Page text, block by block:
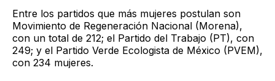
Entre los partidos que más mujeres postulan son
Movimiento de Regeneración Nacional (Morena),
con un total de 212; el Partido del Trabajo (PT), con
249; y el Partido Verde Ecologista de México (PVEM),
con 234 mujeres.